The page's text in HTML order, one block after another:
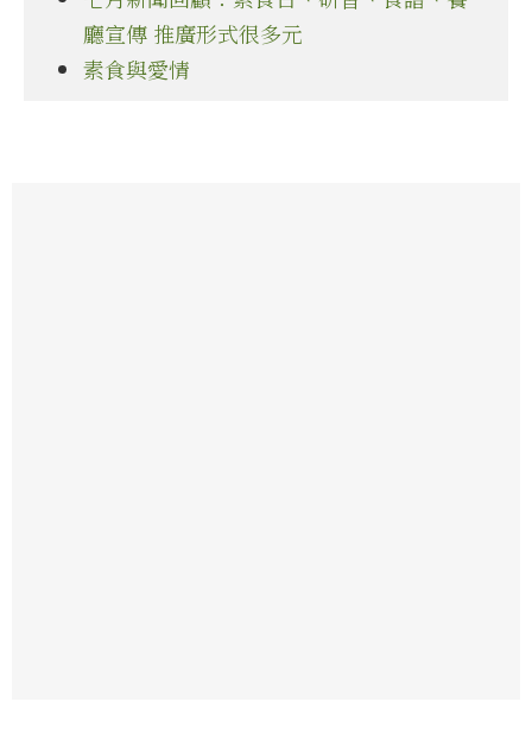
廳宣傳 推廣形式很多元
素食與愛情